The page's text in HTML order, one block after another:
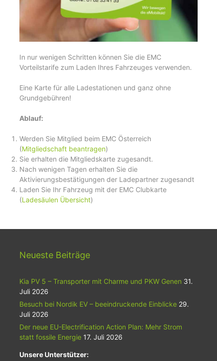
In nur wenigen Schritten können Sie die EMC
Vorteilstarife zum Laden Ihres Fahrzeuges verwenden.
Eine Karte für alle Ladestationen und ganz ohne
Grundgebühren!
Ablauf:
Werden Sie Mitglied beim EMC Österreich
(Mitgliedschaft beantragen)
Sie erhalten die Mitgliedskarte zugesandt.
Nach wenigen Tagen erhalten Sie die
Aktivierungsbestätigungen der Ladepartner zugesandt
Laden Sie Ihr Fahrzeug mit der EMC Clubkarte
(Ladesäulen Übersicht)
Neueste Beiträge
Kia PV 5 – Transporter mit Charme und PKW Genen 31.
Juli 2026
Besuch bei Nordik EV – beeindruckende Einblicke 29.
Juli 2026
Der neue EU-Electrification Action Plan: Mehr Strom
statt fossile Energie 17. Juli 2026
Unsere Unterstützer: